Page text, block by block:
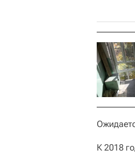
К 2018